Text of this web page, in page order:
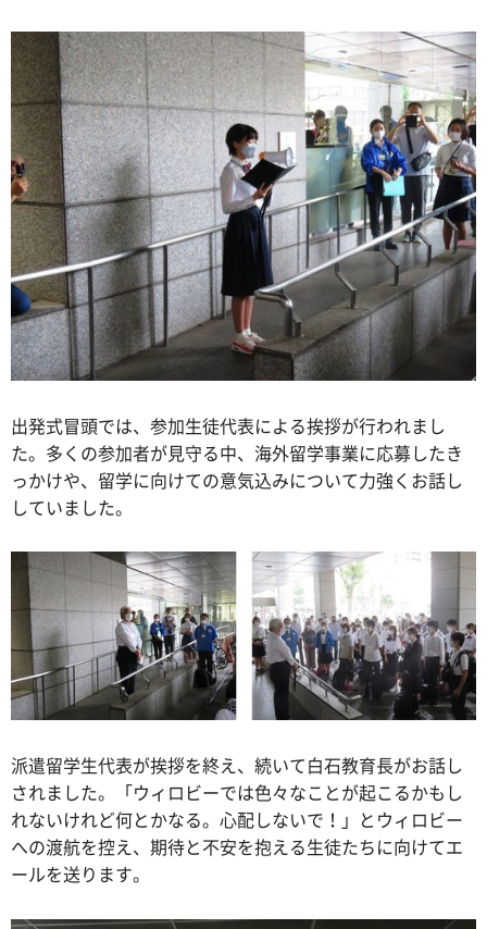
出発式冒頭では、参加生徒代表による挨拶が行われまし
た。多くの参加者が見守る中、海外留学事業に応募したき
っかけや、留学に向けての意気込みについて力強くお話し
していました。
派遣留学生代表が挨拶を終え、続いて白石教育長がお話し
されました。「ウィロビーでは色々なことが起こるかもし
れないけれど何とかなる。心配しないで！」とウィロビー
への渡航を控え、期待と不安を抱える生徒たちに向けてエ
ールを送ります。